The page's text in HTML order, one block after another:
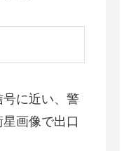
に近い、警
画像で出口